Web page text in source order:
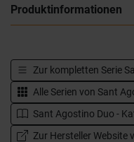
Produktinformationen
Zur kompletten Serie
Alle Serien von Sant
Sant Agostino Duo -
Zur Hersteller Website